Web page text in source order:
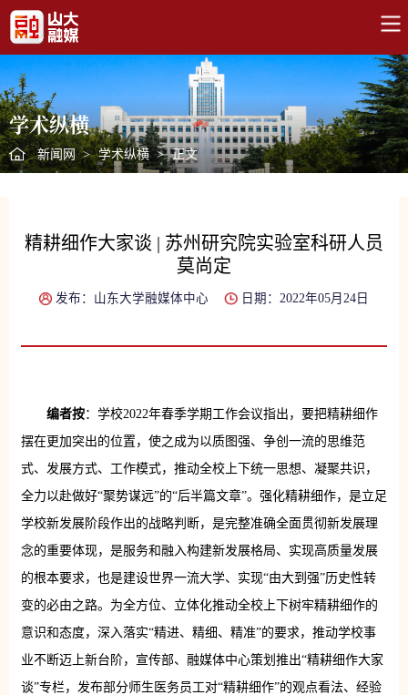
学术纵横
新闻网 > 学术纵横 > 正文
精耕细作大家谈 | 苏州研究院实验室科研人员
莫尚定
发布：山东大学融媒体中心 日期：2022年05月24日
编者按：学校2022年春季学期工作会议指出，要把精耕细作
摆在更加突出的位置，使之成为以质图强、争创一流的思维范
式、发展方式、工作模式，推动全校上下统一思想、凝聚共识，
全力以赴做好“聚势谋远”的“后半篇文章”。强化精耕细作，是立足
学校新发展阶段作出的战略判断，是完整准确全面贯彻新发展理
念的重要体现，是服务和融入构建新发展格局、实现高质量发展
的根本要求，也是建设世界一流大学、实现“由大到强”历史性转
变的必由之路。为全方位、立体化推动全校上下树牢精耕细作的
意识和态度，深入落实“精进、精细、精准”的要求，推动学校事
业不断迈上新台阶，宣传部、融媒体中心策划推出“精耕细作大家
谈”专栏，发布部分师生医务员工对“精耕细作”的观点看法、经验